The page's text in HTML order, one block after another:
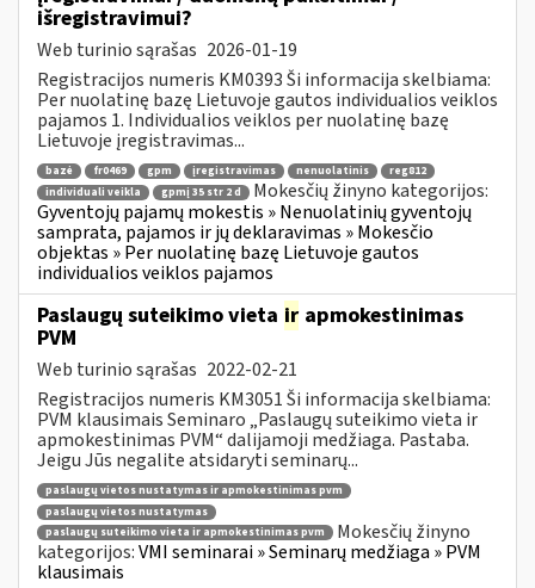
išregistravimui?
Web turinio sąrašas 2026-01-19
Registracijos numeris KM0393 Ši informacija skelbiama:
Per nuolatinę bazę Lietuvoje gautos individualios veiklos
pajamos 1. Individualios veiklos per nuolatinę bazę
Lietuvoje įregistravimas...
bazė fr0469 gpm įregistravimas nenuolatinis
reg812
individuali veikla
gpmį 35 str 2 d
Mokesčių žinyno kategorijos:
Gyventojų pajamų mokestis » Nenuolatinių gyventojų
samprata, pajamos ir jų deklaravimas » Mokesčio
objektas » Per nuolatinę bazę Lietuvoje gautos
individualios veiklos pajamos
Paslaugų suteikimo vieta ir apmokestinimas
PVM
Web turinio sąrašas 2022-02-21
Registracijos numeris KM3051 Ši informacija skelbiama:
PVM klausimais Seminaro „Paslaugų suteikimo vieta ir
apmokestinimas PVM“ dalijamoji medžiaga. Pastaba.
Jeigu Jūs negalite atsidaryti seminarų...
paslaugų vietos nustatymas ir apmokestinimas pvm
paslaugų vietos nustatymas
paslaugų suteikimo vieta ir apmokestinimas pvm
Mokesčių žinyno
kategorijos:VMI seminarai » Seminarų medžiaga » PVM
klausimais